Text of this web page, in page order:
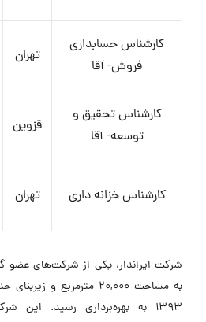
کارشناس حسابداری
فروش- آقا
تهران
کارشناس تحقیق و
توسعه- آقا
قزوین
کارشناس خزانه داری تهران
شرکت ایراندار، یکی از شرکت‌های عضو
۱۳۹۳ به بهره‌برداری رسید.